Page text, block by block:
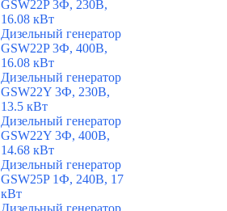
GSW22P 3Ф, 230В,
16.08 кВт
Дизельный генератор
GSW22P 3Ф, 400В,
16.08 кВт
Дизельный генератор
GSW22Y 3Ф, 230В,
13.5 кВт
Дизельный генератор
GSW22Y 3Ф, 400В,
14.68 кВт
Дизельный генератор
GSW25P 1Ф, 240В, 17
кВт